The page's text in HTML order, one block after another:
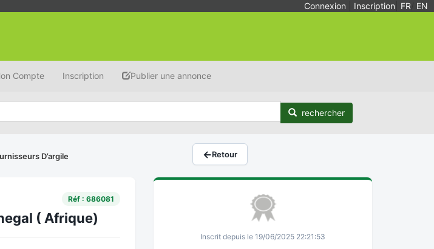
Connexion Inscription FR EN
Compte Inscription Publier une annonce
rechercher
D’argile ←Retour
Réf : 686081
( Afrique)
Inscrit depuis le 19/06/2025 22:21:53